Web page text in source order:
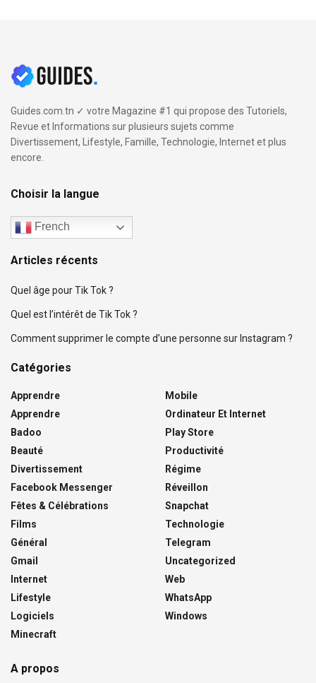
Guides.com.tn ✓ votre Magazine #1 qui propose des Tutoriels,
Revue et Informations sur plusieurs sujets comme
Divertissement, Lifestyle, Famille, Technologie, Internet et plus
encore.
Choisir la langue
French
Articles récents
Quel âge pour Tik Tok ?
Quel est l’intérêt de Tik Tok ?
Comment supprimer le compte d’une personne sur Instagram ?
Catégories
Apprendre
Apprendre
Badoo
Beauté
Divertissement
Facebook Messenger
Fêtes & Célébrations
Films
Général
Gmail
Internet
Lifestyle
Logiciels
Minecraft
Mobile
Ordinateur Et Internet
Play Store
Productivité
Régime
Réveillon
Snapchat
Technologie
Telegram
Uncategorized
Web
WhatsApp
Windows
A propos